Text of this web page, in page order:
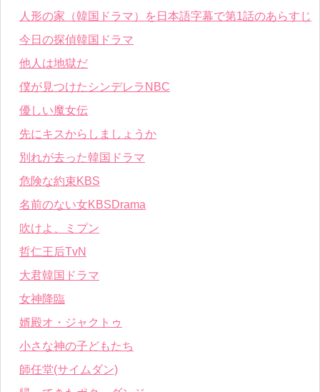
人形の家（韓国ドラマ）を日本語字幕で第1話のあらすじ
今日の探偵韓国ドラマ
他人は地獄だ
僕が見つけたシンデレラNBC
優しい魔女伝
先にキスからしましょうか
別れが去った韓国ドラマ
危険な約束KBS
名前のない女KBSDrama
吹けよ、ミプン
哲仁王后TvN
大君韓国ドラマ
女神降臨
婿殿オ・ジャクトゥ
小さな神の子どもたち
師任堂(サイムダン)